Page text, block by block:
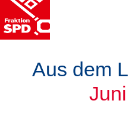
Aus dem